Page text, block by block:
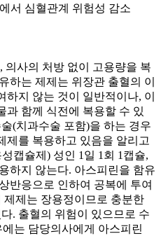
서 심혈관계 위험성 감소
의사의 처방 없이 고용량을 복
하는 제제는 위장관 출혈의 이
지 않는 것이 일반적이나, 이
과 함께 식전에 복용할 수 있
(치과수술 포함)을 하는 경우
제를 복용하고 있음을 알리고
캡슐제) 성인 1일 1회 1캡슐,
하지 않는다. 아스피린을 함유
반응으로 인하여 공복에 투여
제는 장용정이므로 충분한
. 출혈의 위험이 있으므로 수
는 담당의사에게 아스피린